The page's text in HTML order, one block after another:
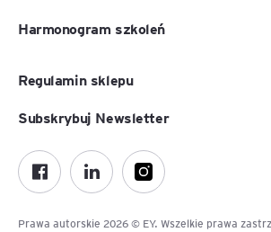
Harmonogram szkoleń
Regulamin sklepu
Prawa autorskie 2026 © EY. Wszelkie prawa
Subskrybuj Newsletter